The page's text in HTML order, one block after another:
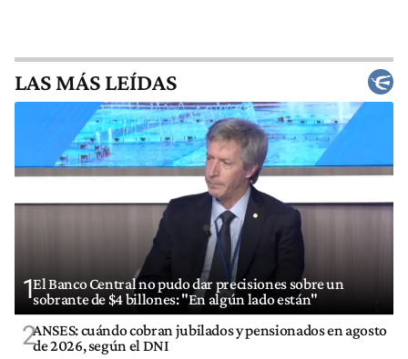
LAS MÁS LEÍDAS
1El Banco Central no pudo dar precisiones sobre un
sobrante de $4 billones: "En algún lado están"
2ANSES: cuándo cobran jubilados y pensionados en agosto
de 2026, según el DNI